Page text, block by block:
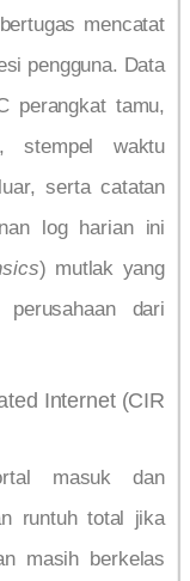
mencatat
pengguna. Data
perangkat tamu,
stempel waktu
serta catatan
log harian ini
) mutlak yang
dari
Internet (CIR
masuk dan
runtuh total jika
masih berkelas